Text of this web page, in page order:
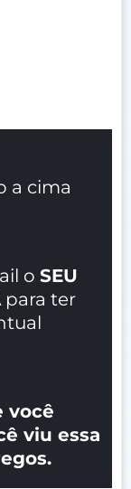
a cima
o SEU
para ter
você
viu essa